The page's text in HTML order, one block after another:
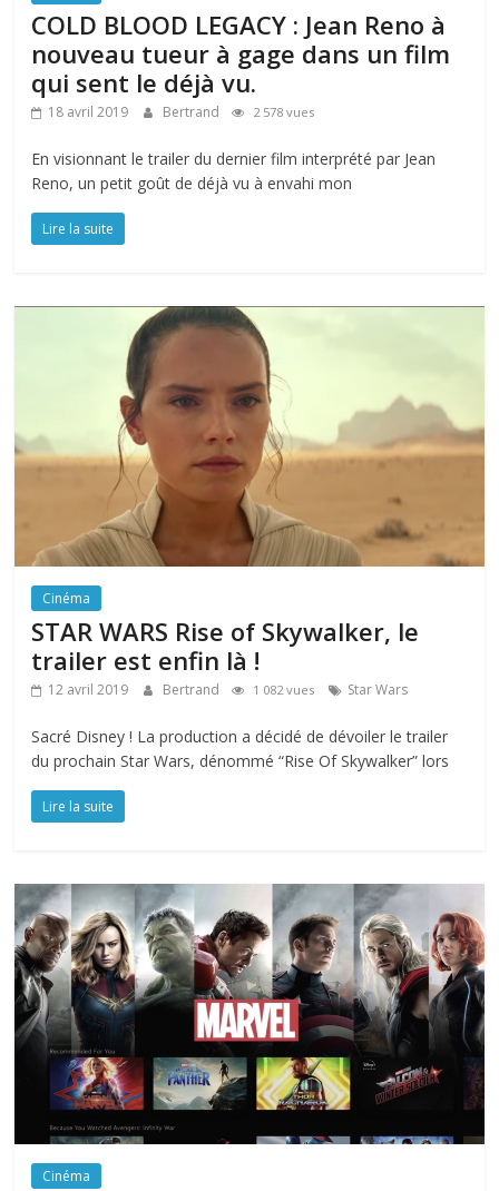
COLD BLOOD LEGACY : Jean Reno à
nouveau tueur à gage dans un film
qui sent le déjà vu.
18 avril 2019 Bertrand 2 578 vues
En visionnant le trailer du dernier film interprété par Jean
Reno, un petit goût de déjà vu à envahi mon
Lire la suite
Cinéma
STAR WARS Rise of Skywalker, le
trailer est enfin là !
12 avril 2019 Bertrand 1 082 vues Star Wars
Sacré Disney ! La production a décidé de dévoiler le trailer
du prochain Star Wars, dénommé “Rise Of Skywalker” lors
Lire la suite
Cinéma